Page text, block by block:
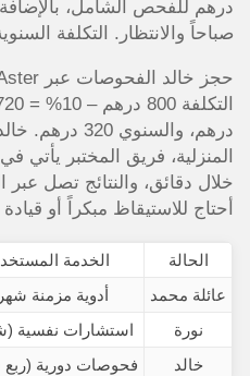
درهم للفحص الشامل،
صباحاً والانتظار. التكلفة السنوية 3,400
درهم،
المنزلية، فريق المختبر يأتي
أحتاج للاستيقاظ مبكراً أو
الحالة الخدمة
عائلة محمد
أدوية مزمنة
نورة
استشارات نفسية
خالد
فحوصات دورية (ربع